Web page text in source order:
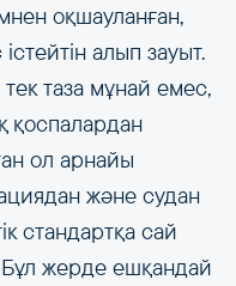
оқшауланған,
алып зауыт.
таза мұнай емес,
қоспалардан
ол арнайы
және судан
стандартқа сай
Бұл жерде ешқандай